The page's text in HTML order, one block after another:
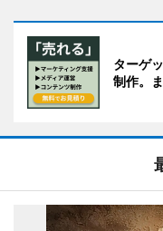
ターゲ
制作。